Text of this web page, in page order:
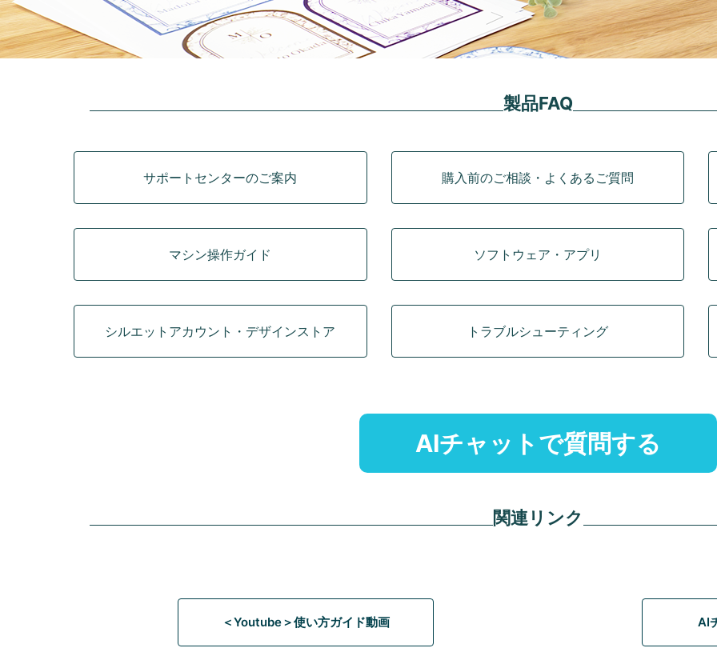
製品FAQ
サポートセンターのご案内 購入前のご相談・よくあるご質問
マシン操作ガイド ソフトウェア・アプリ
シルエットアカウント・デザインストア トラブルシューティング
AIチャットで質問する
関連リンク
＜Youtube＞使い方ガイド動画 AI